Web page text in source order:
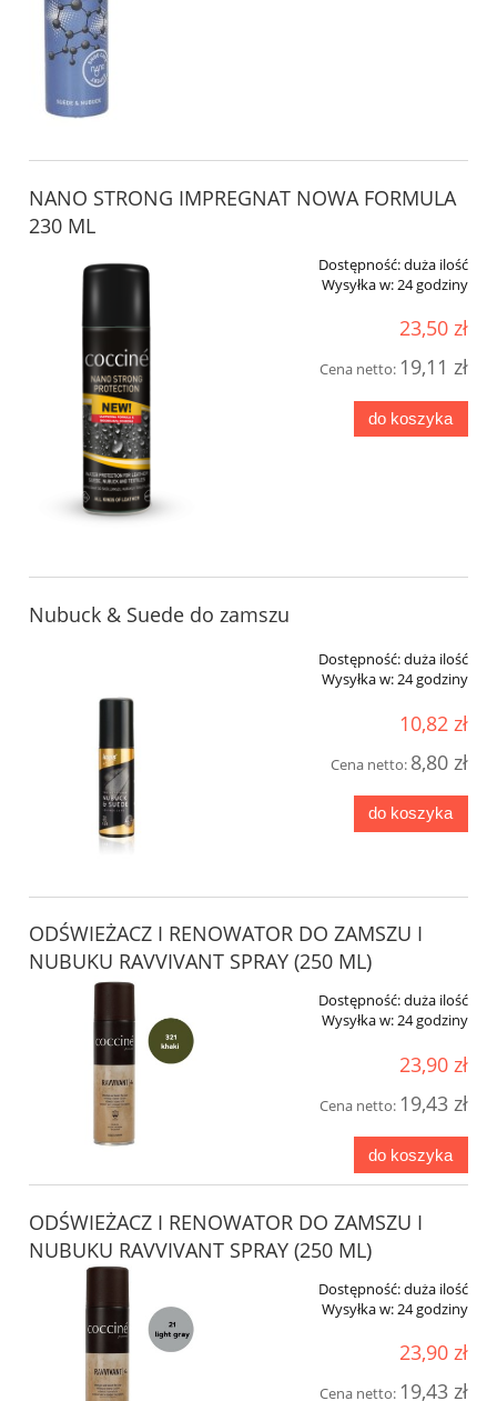
NANO STRONG IMPREGNAT NOWA FORMULA
230 ML
Dostępność:duża ilość
Wysyłka w: 24 godziny
23,50 zł
Cena netto: 19,11 zł
do koszyka
Nubuck & Suede do zamszu
Dostępność:duża ilość
Wysyłka w:24 godziny
10,82 zł
Cena netto: 8,80 zł
do koszyka
ODŚWIEŻACZ I RENOWATOR DO ZAMSZU I
NUBUKU RAVVIVANT SPRAY (250 ML)
Dostępność:duża ilość
Wysyłka w:24 godziny
23,90 zł
Cena netto: 19,43 zł
do koszyka
ODŚWIEŻACZ I RENOWATOR DO ZAMSZU I
NUBUKU RAVVIVANT SPRAY (250 ML)
Dostępność:duża ilość
Wysyłka w:24 godziny
23,90 zł
Cena netto: 19,43 zł